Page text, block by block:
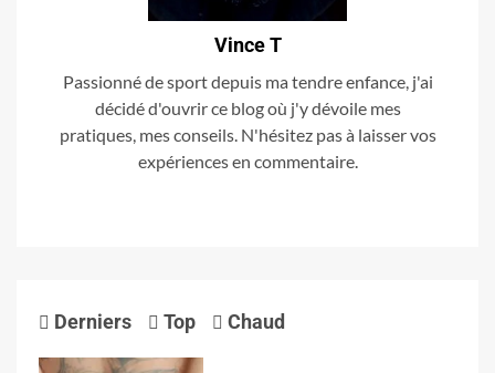
Vince T
Passionné de sport depuis ma tendre enfance, j'ai
décidé d'ouvrir ce blog où j'y dévoile mes
pratiques, mes conseils. N'hésitez pas à laisser vos
expériences en commentaire.
Derniers Top Chaud